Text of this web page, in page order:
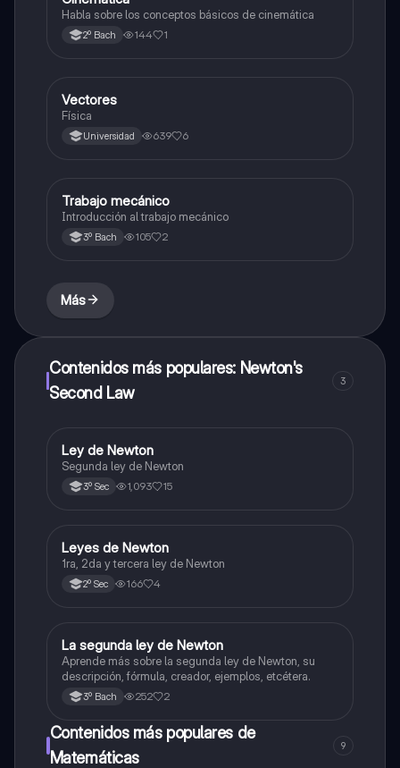
Habla sobre los conceptos básicos de cinemática
2º Bach 144 1
Física
Vectores
Física
Universidad 639 6
Física
Trabajo mecánico
Introducción al trabajo mecánico
3º Bach 105 2
Más
Contenidos más populares: Newton's
Second Law
3
Física
Ley de Newton
Segunda ley de Newton
3º Sec 1,093 15
Física
Leyes de Newton
1ra, 2da y tercera ley de Newton
2º Sec 166 4
Física
La segunda ley de Newton
Aprende más sobre la segunda ley de Newton, su
descripción, fórmula, creador, ejemplos, etcétera.
3º Bach 252 2
Contenidos más populares de
Matemáticas
9